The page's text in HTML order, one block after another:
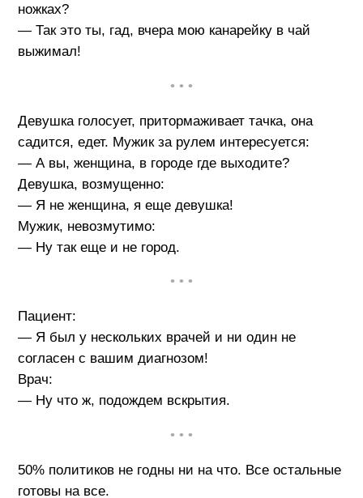
ножках?
— Так это ты, гад, вчера мою канарейку в чай
выжимал!
• • •
Девушка голосует, притормаживает тачка, она
садится, едет. Мужик за рулем интересуется:
— А вы, женщина, в городе где выходите?
Девушка, возмущенно:
— Я не женщина, я еще девушка!
Мужик, невозмутимо:
— Ну так еще и не город.
• • •
Пациент:
— Я был у нескольких врачей и ни один не
согласен с вашим диагнозом!
Врач:
— Ну что ж, подождем вскрытия.
• • •
50% политиков не годны ни на что. Все остальные
готовы на все.